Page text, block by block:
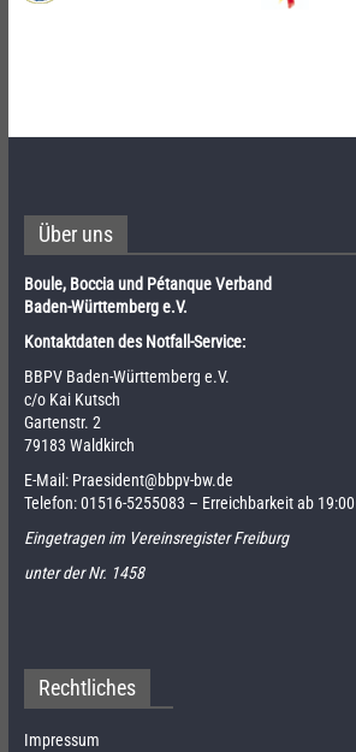
Über uns
Boule, Boccia und Pétanque Verband
Baden-Württemberg e.V.
Kontaktdaten des Notfall-Service:
BBPV Baden-Württemberg e.V.
c/o Kai Kutsch
Gartenstr. 2
79183 Waldkirch
E-Mail: Praesident@bbpv-bw.de
Telefon:01516-5255083 – Erreichbarkeit ab
Eingetragen im Vereinsregister Freiburg
unter der Nr. 1458
Rechtliches
Impressum